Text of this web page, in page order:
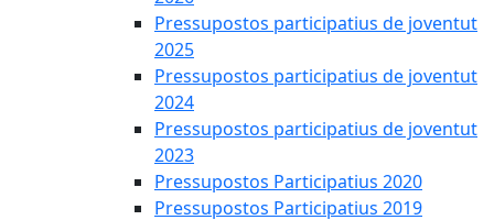
Pressupostos participatius de joventut
2025
Pressupostos participatius de joventut
2024
Pressupostos participatius de joventut
2023
Pressupostos Participatius 2020
Pressupostos Participatius 2019